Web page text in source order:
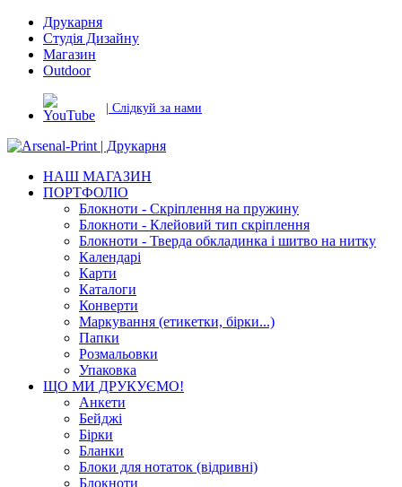
Друкарня
Студія Дизайну
Магазин
Outdoor
| Слідкуй за нами
НАШ МАГАЗИН
ПОРТФОЛІО
Блокноти - Скріплення на пружину
Блокноти - Клейовий тип скріплення
Блокноти - Тверда обкладинка і шитво на нитку
Календарі
Карти
Каталоги
Конверти
Маркування (етикетки, бірки...)
Папки
Розмальовки
Упаковка
ЩО МИ ДРУКУЄМО!
Анкети
Бейджі
Бірки
Бланки
Блоки для нотаток (відривні)
Блокноти